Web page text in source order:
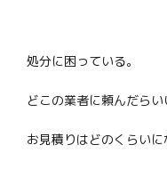
処分に困っている。
どこの業者に頼んだらい
お見積りはどのくらいに